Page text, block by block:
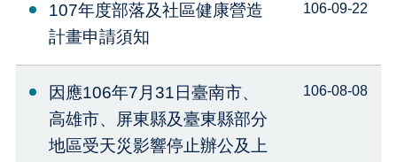
107年度部落及社區健康營造
計畫申請須知
106-09-22
因應106年7月31日臺南市、
高雄市、屏東縣及臺東縣部分
地區受天災影響停止辦公及上
106-08-08